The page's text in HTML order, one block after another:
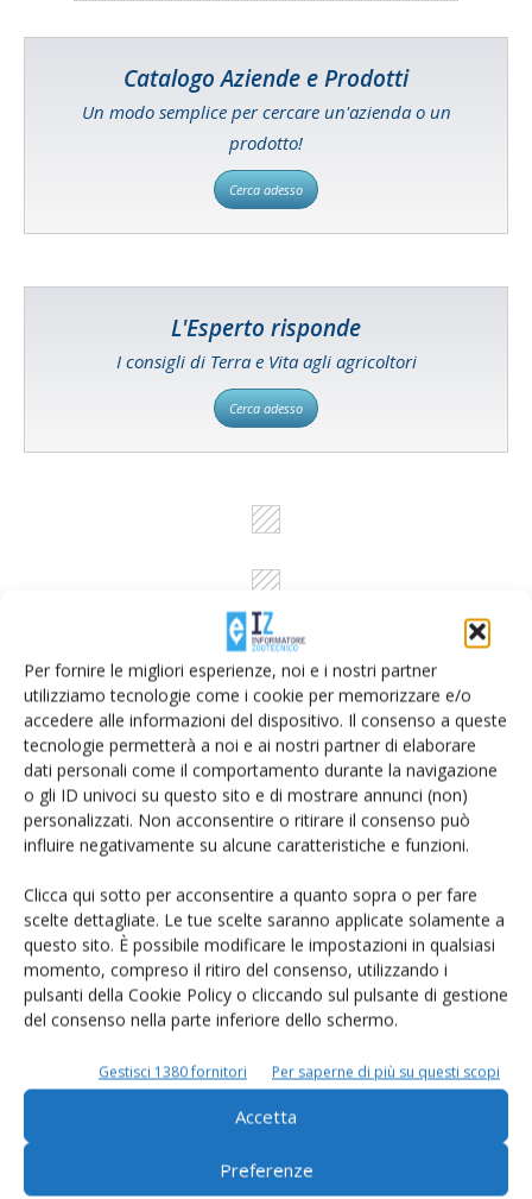
Per fornire le migliori esperienze, noi e i nostri partner
utilizziamo tecnologie come i cookie per memorizzare e/o
accedere alle informazioni del dispositivo. Il consenso a queste
tecnologie permetterà a noi e ai nostri partner di elaborare
dati personali come il comportamento durante la navigazione
o gli ID univoci su questo sito e di mostrare annunci (non)
personalizzati. Non acconsentire o ritirare il consenso può
influire negativamente su alcune caratteristiche e funzioni.
Clicca qui sotto per acconsentire a quanto sopra o per fare
scelte dettagliate. Le tue scelte saranno applicate solamente a
questo sito. È possibile modificare le impostazioni in qualsiasi
momento, compreso il ritiro del consenso, utilizzando i
pulsanti della Cookie Policy o cliccando sul pulsante di gestione
del consenso nella parte inferiore dello schermo.
Gestisci 1380 fornitori Per saperne di più su questi scopi
Accetta
Preferenze
Catalogo Aziende e Prodotti
Un modo semplice per cercare un'azienda o un
prodotto!
Cerca adesso
L'Esperto risponde
I consigli di Terra e Vita agli agricoltori
Cerca adesso
Rimani aggiornato sul mondo
dell’agricoltura
Iscriviti alle nostre newsletter